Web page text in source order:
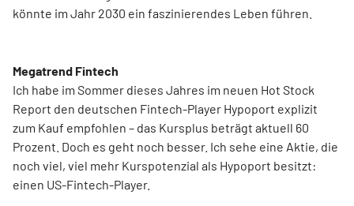
könnte im Jahr 2030 ein faszinierendes Leben führen.
Megatrend Fintech
Ich habe im Sommer dieses Jahres im neuen Hot Stock
Report den deutschen Fintech-Player Hypoport explizit
zum Kauf empfohlen – das Kursplus beträgt aktuell 60
Prozent. Doch es geht noch besser. Ich sehe eine Aktie, die
noch viel, viel mehr Kurspotenzial als Hypoport besitzt:
einen US-Fintech-Player.